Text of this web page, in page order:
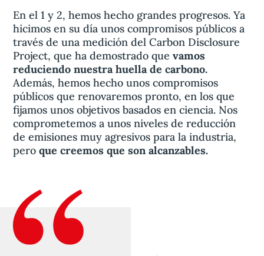
En el 1 y 2, hemos hecho grandes progresos. Ya
hicimos en su día unos compromisos públicos a
través de una medición del Carbon Disclosure
Project, que ha demostrado quevamos
reduciendo nuestra huella de carbono.
Además, hemos hecho unos compromisos
públicos que renovaremos pronto, en los que
fijamos unos objetivos basados en ciencia. Nos
comprometemos a unos niveles de reducción
de emisiones muy agresivos para la industria,
peroque creemos que son alcanzables.